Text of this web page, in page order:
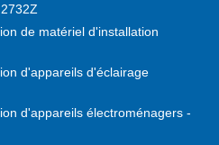
de matériel d'installation
d'appareils d'éclairage
d'appareils électroménagers -